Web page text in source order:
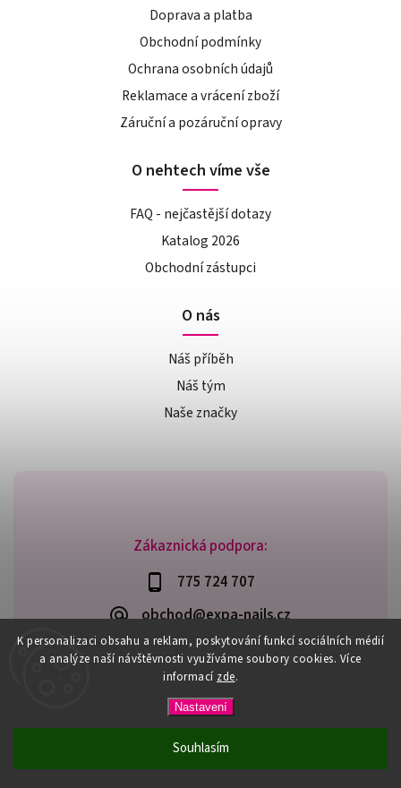
K personalizaci obsahu a reklam, poskytování funkcí sociálních médií
a analýze naší návštěvnosti využíváme soubory cookies. Více
informací zde.
Nastavení
Souhlasím
PŘI NÁKUPU NAD 600,- MÁTE DOPRAVU ZDARMA / DÁREK K
Zákaznická podpora:
775 724 707
obchod@expa-nails.cz
Doprava a platba
Obchodní podmínky
Ochrana osobních údajů
Reklamace a vrácení zboží
Záruční a pozáruční opravy
O nehtech víme vše
FAQ - nejčastější dotazy
Katalog 2026
Obchodní zástupci
O nás
Náš příběh
Náš tým
Naše značky
Expanails.cz. Všechna práva vyhrazena.
Upravit nastavení cookies
VytvořilShoptet | Design